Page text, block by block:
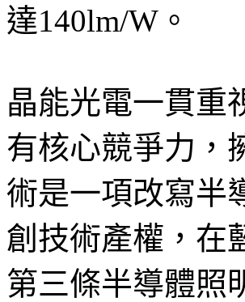
達140lm/W。
晶能光電一貫重
有核心競爭力，
術是一項改寫半
創技術產權，在
第三條半導體照